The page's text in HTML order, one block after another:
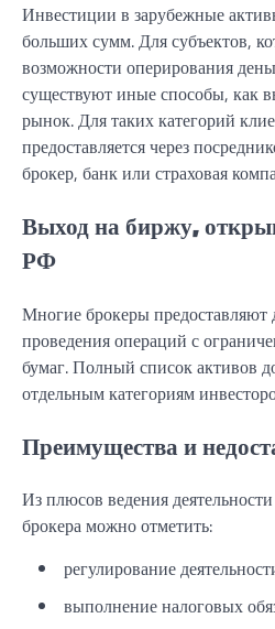
Инвестиции в зарубежные
больших сумм. Для субъектов,
возможности оперирования
существуют иные способы, как
рынок. Для таких категорий
предоставляется через
брокер, банк или страховая
Выход на биржу,
РФ
Многие брокеры предоставляют
проведения операций с
бумаг. Полный список активов
отдельным категориям
Преимущества и
Из плюсов ведения
брокера можно отметить:
регулирование
выполнение налоговых